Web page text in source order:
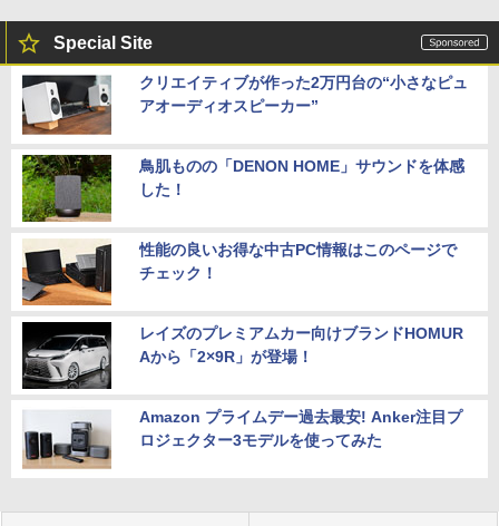
Special Site
クリエイティブが作った2万円台の“小さなピュ
アオーディオスピーカー”
鳥肌ものの「DENON HOME」サウンドを体感
した！
性能の良いお得な中古PC情報はこのページで
チェック！
レイズのプレミアムカー向けブランドHOMUR
Aから「2×9R」が登場！
Amazon プライムデー過去最安! Anker注目プ
ロジェクター3モデルを使ってみた